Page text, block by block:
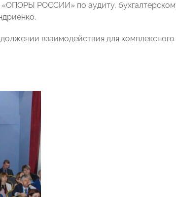
РОССИИ» по аудиту,
взаимодействия для